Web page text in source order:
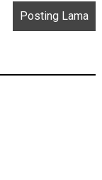
Posting Lama